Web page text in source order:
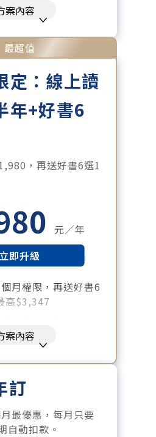
訂戶專屬空中沙龍。
整理精華知識包。
報：國際、金融、科
案內容
最超值
定：線上讀
年+好書6
，再送好書6選1
元／年
立即升級
月權限，再送好書6
高$3,347
大腦就是這樣工作
心態》、《高希均
激素平衡瘦身
勳傳》、《一如既
文章，含過往所有
訂戶專屬空中沙
案內容
訂
最優惠，每月只要
自動扣款。